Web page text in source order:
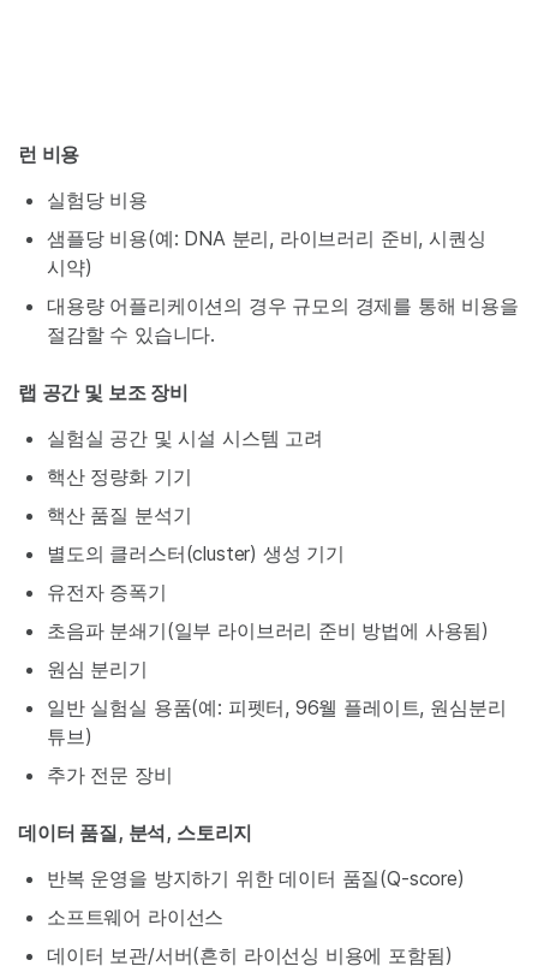
런 비용
실험당 비용
샘플당 비용(예: DNA 분리, 라이브러리 준비, 시퀀싱
시약)
대용량 어플리케이션의 경우 규모의 경제를 통해 비용을
절감할 수 있습니다.
랩 공간 및 보조 장비
실험실 공간 및 시설 시스템 고려
핵산 정량화 기기
핵산 품질 분석기
별도의 클러스터(cluster) 생성 기기
유전자 증폭기
초음파 분쇄기(일부 라이브러리 준비 방법에 사용됨)
원심 분리기
일반 실험실 용품(예: 피펫터, 96웰 플레이트, 원심분리
튜브)
추가 전문 장비
데이터 품질, 분석, 스토리지
반복 운영을 방지하기 위한 데이터 품질(Q-score)
소프트웨어 라이선스
데이터 보관/서버(흔히 라이선싱 비용에 포함됨)